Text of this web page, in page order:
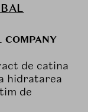
COMPANY
de catina
hidratarea
de